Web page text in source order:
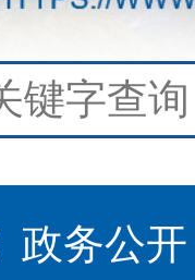
政务公开